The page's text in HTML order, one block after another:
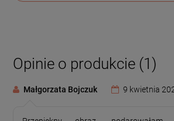
Opinie o produkcie (1)
Małgorzata Bojczuk 9 kwietnia